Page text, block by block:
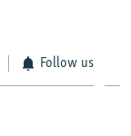
Follow us